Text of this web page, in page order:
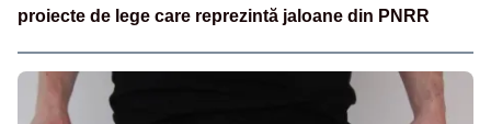
proiecte de lege care reprezintă jaloane din PNRR